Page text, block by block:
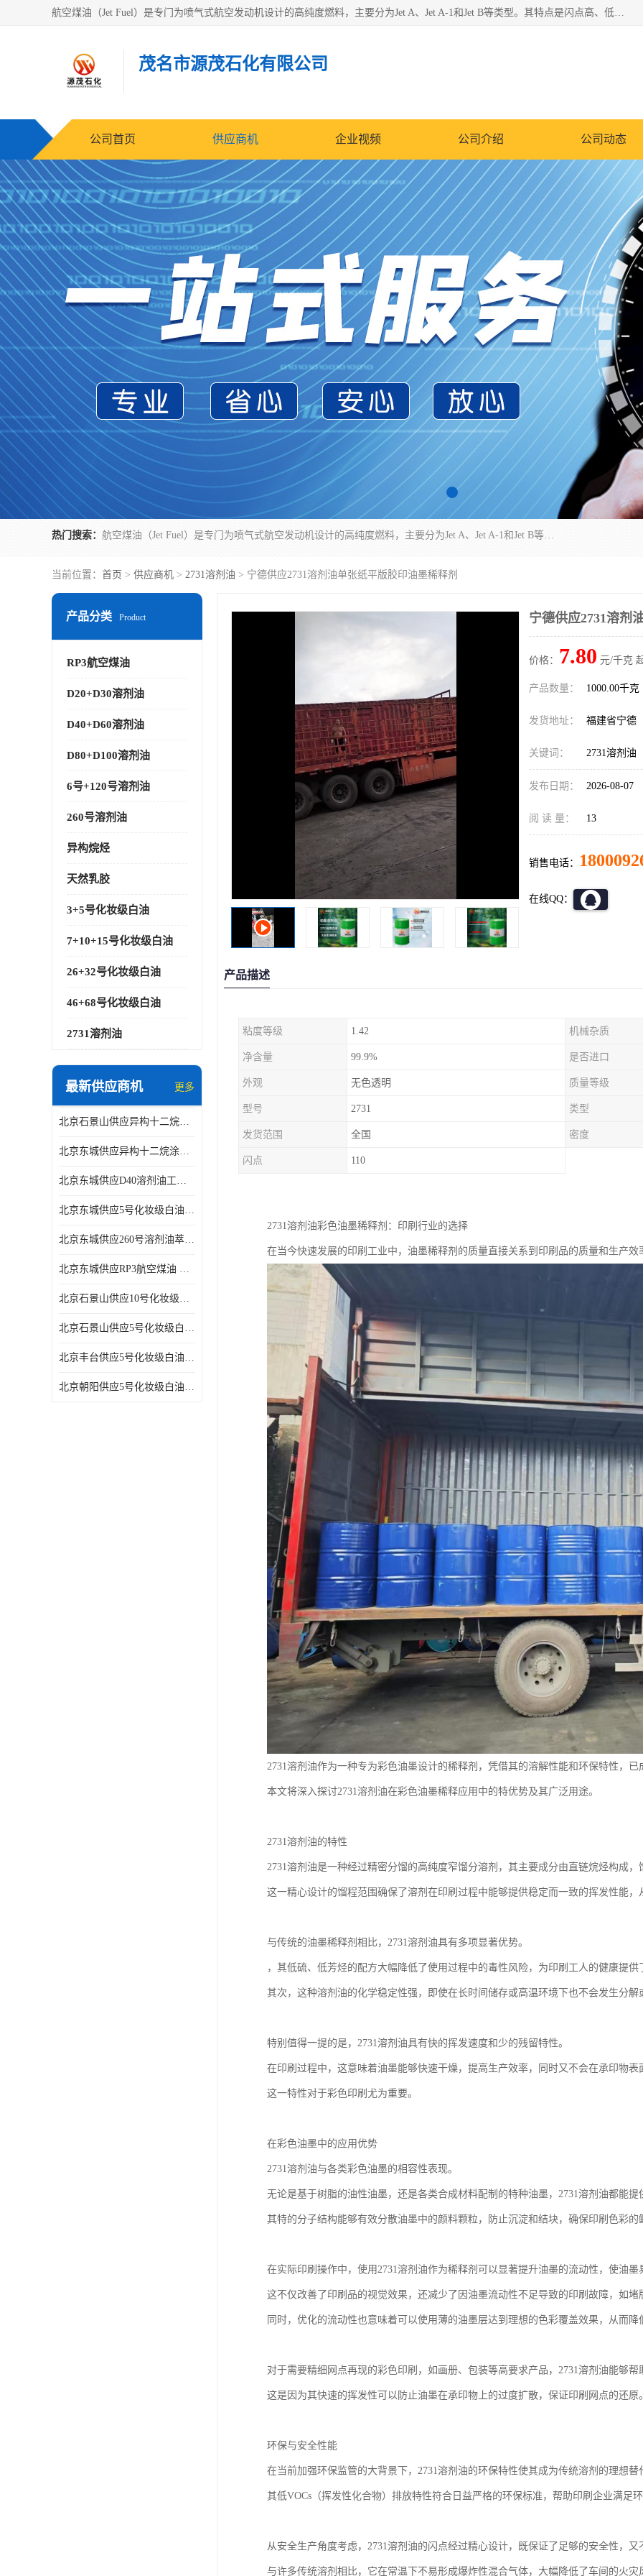
航空煤油（Jet Fuel）是专门为喷气式航空发动机设计的高纯度燃料，主要分为Jet A、Jet A-1和Jet B等类型。其特点是闪点高、低温流动性好，并添加了抗静电剂和抗氧化剂以确保飞行安全。航空煤油需
茂名市源茂石化有限公司
公司首页 供应商机 企业视频 公司介绍 公司动态
热门搜索： 航空煤油（Jet Fuel）是专门为喷气式航空发动机设计的高纯度燃料，主要分为Jet A、Jet A-1和Jet B等类型。其特点是闪点高、低温流动性好，并添加了抗静电剂和抗氧化剂以确保飞行安全。航空煤油需
当前位置： 首页 > 供应商机 > 2731溶剂油 > 宁德供应2731溶剂油单张纸平版胶印油墨稀释剂
产品分类 Product
RP3航空煤油
D20+D30溶剂油
D40+D60溶剂油
D80+D100溶剂油
6号+120号溶剂油
260号溶剂油
异构烷烃
天然乳胶
3+5号化妆级白油
7+10+15号化妆级白油
26+32号化妆级白油
46+68号化妆级白油
2731溶剂油
最新供应商机 更多
北京石景山供应异构十二烷香精助剂
北京东城供应异构十二烷涂料胶粘油墨稀释剂
北京东城供应D40溶剂油工业金属清洗
北京东城供应5号化妆级白油钻井液润滑剂
北京东城供应260号溶剂油萃取溶剂油金属萃取剂
北京东城供应RP3航空煤油 高含量国标工业级航空煤油燃料油 无色透明
北京石景山供应10号化妆级白油高精密机械润滑油
北京石景山供应5号化妆级白油缝纫机油 设备润滑油
北京丰台供应5号化妆级白油纤维与织物柔软光亮
北京朝阳供应5号化妆级白油纺织时的润滑剂
宁德供应2731溶剂
价格： 7.80 元/千克
产品数量： 1000.00千克
发货地址： 福建省宁德
关键词： 2731溶剂油
发布日期： 2026-08-07
阅 读 量： 13
销售电话：
在线QQ：
产品描述
粘度等级 1.42 机械杂质
净含量 99.9% 是否进口
外观 无色透明 质量等级
型号 2731 类型
发货范围 全国 密度
闪点 110
2731溶剂油彩色油墨稀释剂：印刷行业的选择
在当今快速发展的印刷工业中，油墨稀释剂的质量直接关系到印刷品的质量和生产效
2731溶剂油作为一种专为彩色油墨设计的稀释剂，凭借其的溶解性能和环保特性，已
本文将深入探讨2731溶剂油在彩色油墨稀释应用中的特优势及其广泛用途。
2731溶剂油的特性
2731溶剂油是一种经过精密分馏的高纯度窄馏分溶剂，其主要成分由直链烷烃构成，
这一精心设计的馏程范围确保了溶剂在印刷过程中能够提供稳定而一致的挥发性能，
与传统的油墨稀释剂相比，2731溶剂油具有多项显著优势。
，其低硫、低芳烃的配方大幅降低了使用过程中的毒性风险，为印刷工人的健康提供
其次，这种溶剂油的化学稳定性强，即使在长时间储存或高温环境下也不会发生分解
特别值得一提的是，2731溶剂油具有快的挥发速度和少的残留特性。
在印刷过程中，这意味着油墨能够快速干燥，提高生产效率，同时又不会在承印物表
这一特性对于彩色印刷尤为重要。
在彩色油墨中的应用优势
2731溶剂油与各类彩色油墨的相容性表现。
无论是基于树脂的油性油墨，还是各类合成材料配制的特种油墨，2731溶剂油都能提
其特的分子结构能够有效分散油墨中的颜料颗粒，防止沉淀和结块，确保印刷色彩的
在实际印刷操作中，使用2731溶剂油作为稀释剂可以显著提升油墨的流动性，使油墨
这不仅改善了印刷品的视觉效果，还减少了因油墨流动性不足导致的印刷故障，如堵
同时，优化的流动性也意味着可以使用薄的油墨层达到理想的色彩覆盖效果，从而降
对于需要精细网点再现的彩色印刷，如画册、包装等高要求产品，2731溶剂油能够帮
这是因为其快速的挥发性可以防止油墨在承印物上的过度扩散，保证印刷网点的还原。
环保与安全性能
在当前加强环保监管的大背景下，2731溶剂油的环保特性使其成为传统溶剂的理想替
其低VOCs（挥发性化合物）排放特性符合日益严格的环保标准，帮助印刷企业满足
从安全生产角度考虑，2731溶剂油的闪点经过精心设计，既保证了足够的安全性，又
与许多传统溶剂相比，它在常温下不易形成爆炸性混合气体，大幅降低了车间的火灾